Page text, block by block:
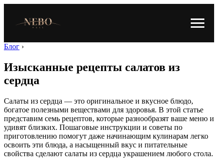
Блог ›
Изысканные рецепты салатов из
сердца
Салаты из сердца — это оригинальное и вкусное блюдо,
богатое полезными веществами для здоровья. В этой статье
представим семь рецептов, которые разнообразят ваше меню и
удивят близких. Пошаговые инструкции и советы по
приготовлению помогут даже начинающим кулинарам легко
освоить эти блюда, а насыщенный вкус и питательные
свойства сделают салаты из сердца украшением любого стола.